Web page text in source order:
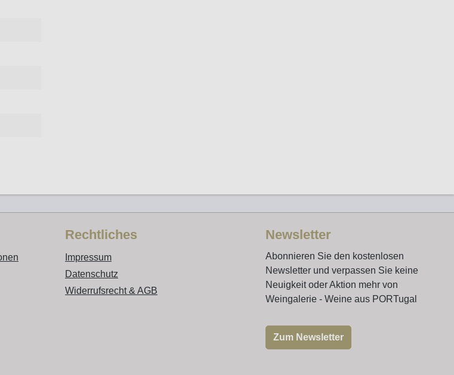
Rechtliches
Impressum
Datenschutz
Widerrufsrecht & AGB
Newsletter
Abonnieren Sie den kostenlosen
Newsletter und verpassen Sie keine
Neuigkeit oder Aktion mehr von
Weingalerie - Weine aus PORTugal
Zum Newsletter